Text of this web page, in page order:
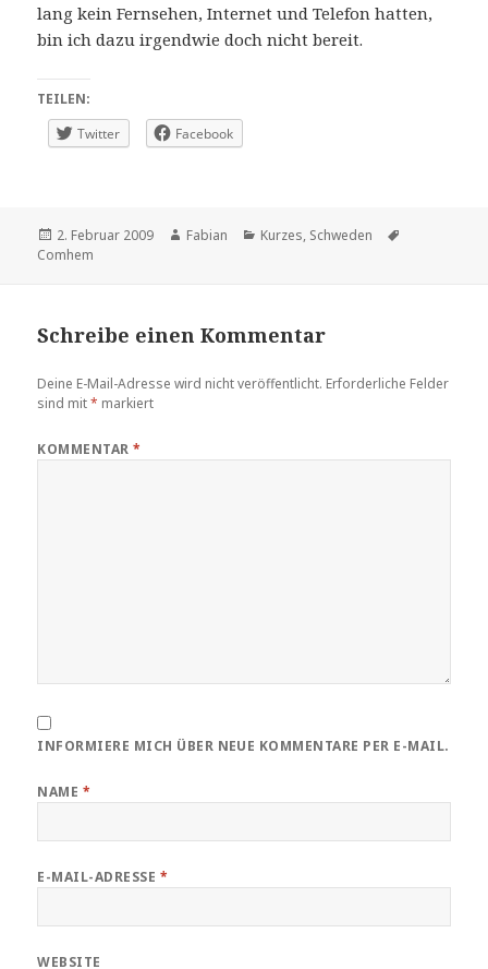
lang kein Fernsehen, Internet und Telefon hatten,
bin ich dazu irgendwie doch nicht bereit.
TEILEN:
Twitter
Facebook
Veröffentlicht
am
2. Februar 2009 Autor
Fabian Kategorien
Kurzes, Schweden
Comhem
Schreibe einen Kommentar
Deine E-Mail-Adresse wird nicht veröffentlicht. Erforderliche Felder
sind mit* markiert
KOMMENTAR*
INFORMIERE MICH ÜBER NEUE KOMMENTARE PER E-MAIL.
NAME *
E-MAIL-ADRESSE *
WEBSITE